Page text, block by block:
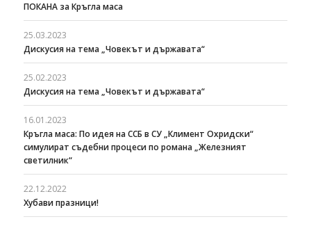
ПОКАНА за Кръгла маса
25.03.2023
Дискусия на тема „Човекът и държавата“
25.02.2023
Дискусия на тема „Човекът и държавата“
16.01.2023
Кръгла маса: По идея на ССБ в СУ „Климент Охридски“
симулират съдебни процеси по романа „Железният
светилник“
22.12.2022
Хубави празници!